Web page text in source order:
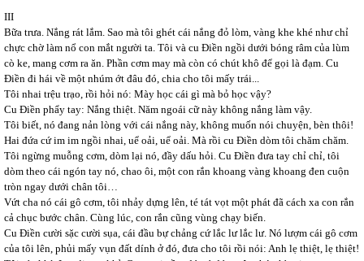
III
Bữa trưa. Nắng rát lắm. Sao mà tôi ghét cái nắng đỏ lòm, vàng khe khé như chỉ
chực chờ làm nổ con mắt người ta. Tôi và cu Điền ngồi dưới bóng râm của lùm
cò ke, mang cơm ra ăn. Phần cơm may mà còn có chút khô để gọi là đạm. Cu
Điền đi hái về một nhúm ớt đâu đó, chia cho tôi mấy trái...
Tôi nhai trệu trạo, rồi hỏi nó: Mày học cái gì mà bỏ học vậy?
Cu Điền phẩy tay: Nắng thiệt. Năm ngoái cữ này không nắng làm vậy.
Tôi biết, nó đang nản lòng với cái nắng này, không muốn nói chuyện, bèn thôi!
Hai đứa cứ im im ngồi nhai, uể oải, uể oải. Mà rồi cu Điền dòm tôi chăm chăm.
Tôi ngừng muỗng cơm, dòm lại nó, đầy dấu hỏi. Cu Điền đưa tay chỉ chỉ, tôi
dòm theo cái ngón tay nó, chao ôi, một con rắn khoang vàng khoang đen cuộn
tròn ngay dưới chân tôi…
Vứt cha nó cái gô cơm, tôi nhảy dựng lên, té tát vọt một phát đã cách xa con rắn
cả chục bước chân. Cùng lúc, con rắn cũng vùng chạy biến.
Cu Điền cười sặc cười sụa, cái đầu bự chảng cứ lắc lư lắc lư. Nó lượm cái gô cơm
của tôi lên, phủi mấy vụn đất dính ở đó, đưa cho tôi rồi nói: Anh lẹ thiệt, lẹ thiệt!